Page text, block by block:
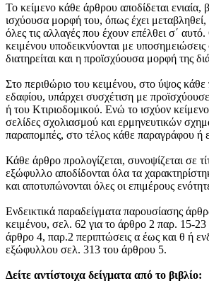
Το κείμενο κάθε άρθρου αποδίδεται ενιαία,
ισχύουσα μορφή του, όπως έχει
όλες τις αλλαγές που έχουν επέλθει σ΄
κειμένου υποδεικνύονται με υποσημειώσεις
διατηρείται και η προϊσχύουσα μορφή της
Στο περιθώριο του κειμένου, στο ύψος
εδαφίου, υπάρχει συσχέτιση με
ή του Κτιριοδομικού. Ενώ το ισχύον κείμενο
σελίδες σχολιασμού και ερμηνευτικών
παραπομπές, στο τέλος κάθε παραγράφου ή
Κάθε άρθρο προλογίζεται, συνοψίζεται σε
εξώφυλλο αποδίδονται όλα τα
και αποτυπώνονται όλες οι επιμέρους
Ενδεικτικά παραδείγματα παρουσίασης
κειμένου, σελ. 62 για το άρθρο 2 παρ. 15-23
άρθρο 4, παρ.2 περιπτώσεις α έως και θ ή
εξώφυλλου σελ. 313 του άρθρου 5.
Δείτε αντίστοιχα δείγματα από το βιβλίο: